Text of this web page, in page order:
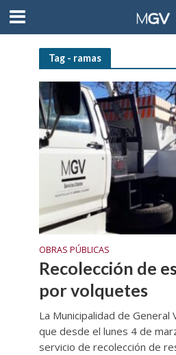
Tag - ramas
OBRAS PÚBLICAS
Recolección de
por volquetes
La Municipalidad de General
que desde el lunes 4 de
servicio de recolección de